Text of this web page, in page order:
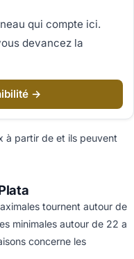
qui compte ici.
devancez la
→
à partir de et ils peuvent
tournent autour de
minimales autour de 22 a
concerne les